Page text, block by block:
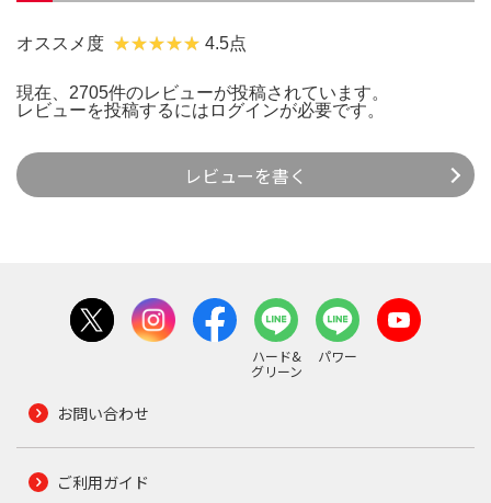
オススメ度 4.5点
現在、2705件のレビューが投稿されています。
レビューを投稿するには ログインが必要です。
レビューを書く
ハード&
グリーン
パワー
お問い合わせ
ご利用ガイド